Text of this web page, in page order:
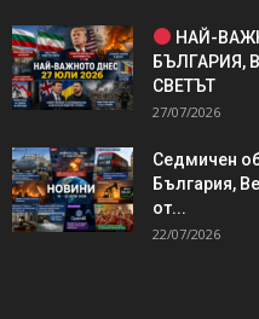
НАЙ-
БЪЛГАРИЯ,
СВЕТЪТ
27/07/2026
Седмичен
България,
от...
22/07/2026